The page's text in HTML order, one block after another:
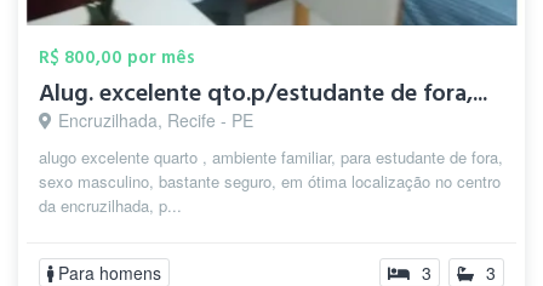
R$ 800,00 por mês
Alug. excelente qto.p/estudante de fora,...
Encruzilhada, Recife - PE
alugo excelente quarto , ambiente familiar, para estudante de fora,
sexo masculino, bastante seguro, em ótima localização no centro
da encruzilhada, p...
Para homens 3 3